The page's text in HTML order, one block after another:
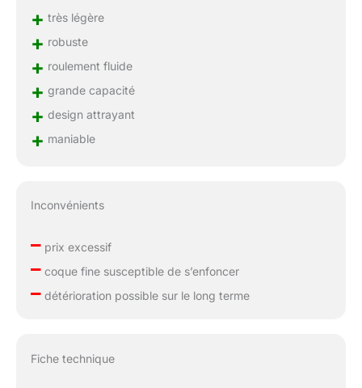
+ très légère
+ robuste
+ roulement fluide
+ grande capacité
+ design attrayant
+ maniable
Inconvénients
–prix excessif
–coque fine susceptible de s’enfoncer
–détérioration possible sur le long terme
Fiche technique